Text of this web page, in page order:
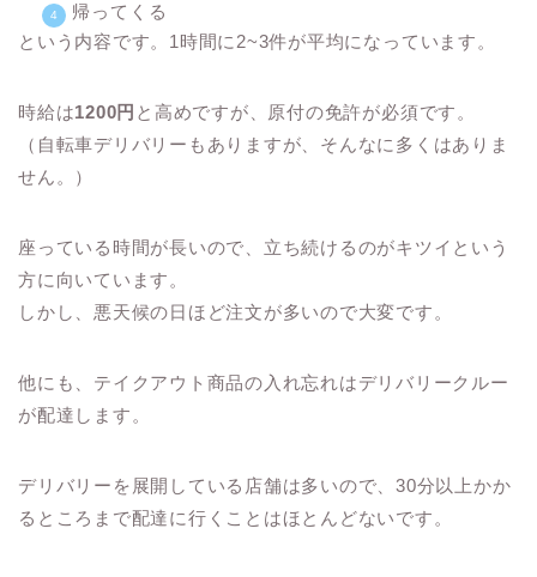
帰ってくる
という内容です。 1時間に2~3件が平均になっています。
時給は1200円 と高めですが、 原付の免許が必須です。
（自転車デリバリーもありますが、そんなに多くはありま
せん。）
座っている時間が長いので、立ち続けるのがキツイという
方に向いています。
しかし、悪天候の日ほど注文が多いので大変です。
他にも、テイクアウト商品の入れ忘れはデリバリークルー
が配達します。
デリバリーを展開している店舗は多いので、30分以上かか
るところまで配達に行くことはほとんどないです。